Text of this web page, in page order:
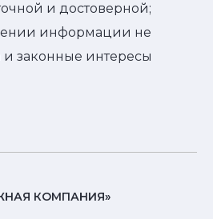
и достоверной;
информации не
законные интересы
КОМПАНИЯ»